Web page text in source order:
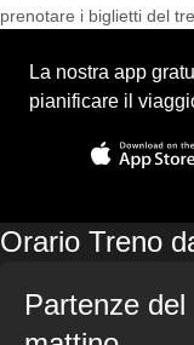
prenotare i biglietti del
La nostra app
pianificare il
Orario Treno
Partenze del